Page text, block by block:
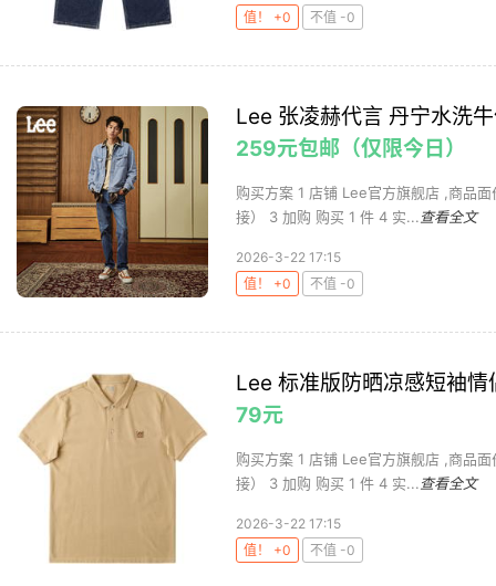
值！ +0
不值 -0
Lee 张凌赫代言 丹宁水洗
259元包邮（仅限今日）
购买方案 1 店铺 Lee官方旗舰店 ,商品
接） 3 加购 购买 1 件 4 实... 查看全文
2026-3-22 17:15
值！ +0
不值 -0
Lee 标准版防晒凉感短袖情
79元
购买方案 1 店铺 Lee官方旗舰店 ,商品
接） 3 加购 购买 1 件 4 实... 查看全文
2026-3-22 17:15
值！ +0
不值 -0